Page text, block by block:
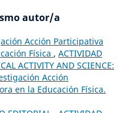
autor/a
Acción Participativa
Física , ACTIVIDAD
ACTIVITY AND SCIENCE:
Acción
en la Educación Física.